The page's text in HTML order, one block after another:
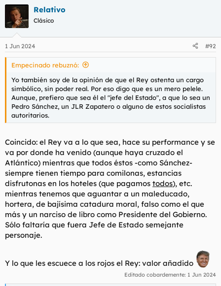
c
i
e
s
Relativo
Clásico
1 Jun 2024 #92
Empecinado rebuznó:
Yo también soy de la opinión de que el Rey ostenta un cargo
simbólico, sin poder real. Por eso digo que es un mero pelele.
Aunque, prefiero que sea él el "jefe del Estado", a que lo sea un
Pedro Sánchez, un JLR Zapatero o alguno de estos socialistas
autoritarios.
Coincido: el Rey va a lo que sea, hace su performance y se
va por donde ha venido (aunque haya cruzado el
Atlántico) mientras que todos éstos -como Sánchez-
siempre tienen tiempo para comilonas, estancias
disfrutonas en los hoteles (que pagamos todos), etc.
mientras tenemos que aguantar a un maleducado,
hortera, de bajísima catadura moral, falso como el que
más y un narciso de libro como Presidente del Gobierno.
Sólo faltaría que fuera Jefe de Estado semejante
personaje.
Y lo que les escuece a los rojos el Rey: valor añadido
Editado cobardemente: 1 Jun 2024